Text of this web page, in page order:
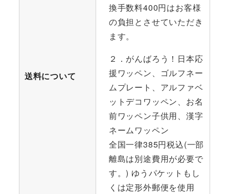
送料について
換手数料400円はお客様
の負担とさせていただき
ます。
２．がんばろう！日本応
援ワッペン、ゴルフネー
ムプレート、アルファベ
ットデコワッペン、お名
前ワッペン子供用、漢字
ネームワッペン
全国一律385円税込(一部
離島は別途費用が必要で
す。) ゆうパケットもし
くは定形外郵便を使用